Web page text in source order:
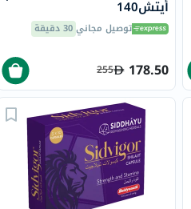
أيتش140
توصيل مجاني30 دقيقة
178.50
255